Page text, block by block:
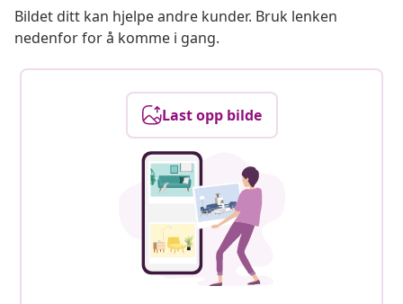
Bildet ditt kan hjelpe andre kunder. Bruk lenken
nedenfor for å komme i gang.
Last opp bilde